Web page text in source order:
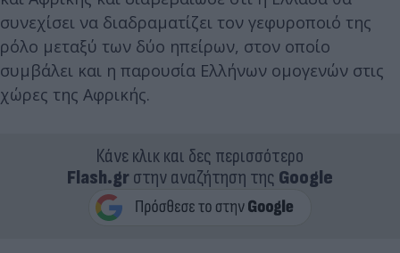
συνεχίσει να διαδραματίζει τον γεφυροποιό της
ρόλο μεταξύ των δύο ηπείρων, στον οποίο
συμβάλει και η παρουσία Ελλήνων ομογενών στις
χώρες της Αφρικής.
Κάνε κλικ και δες περισσότερο
Flash.grστην αναζήτηση της Google